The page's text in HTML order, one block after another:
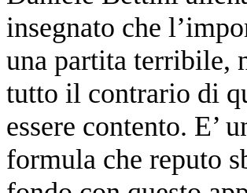
insegnato che
una partita terribile,
tutto il contrario di
essere contento. E’
formula che reputo